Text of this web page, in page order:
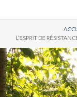
FIL
D'ARIANE
L’ESPRIT DE